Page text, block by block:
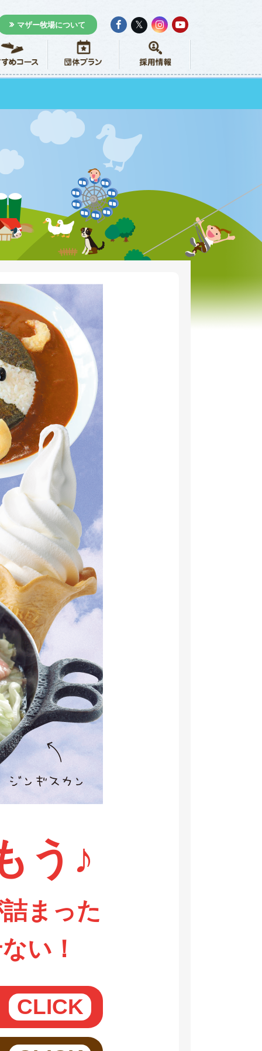
𝕏
マザー牧場について
う♪
まった
い！